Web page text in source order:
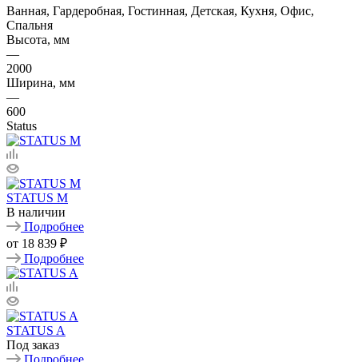
Ванная, Гардеробная, Гостинная, Детская, Кухня, Офис,
Спальня
Высота, мм
—
2000
Ширина, мм
—
600
Status
STATUS M
В наличии
Подробнее
от 18 839 ₽
Подробнее
STATUS A
Под заказ
Подробнее